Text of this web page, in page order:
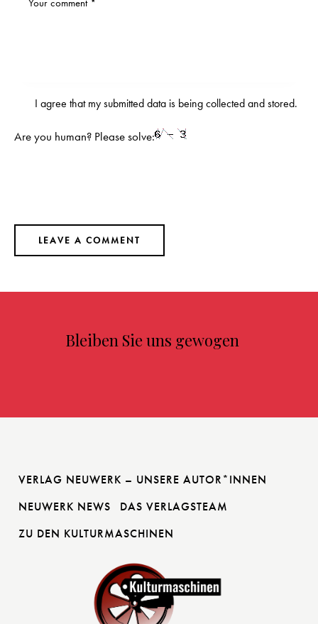
I agree that my submitted data is beingcollected and stored.
Are you human? Please solve:
Bleiben Sie uns gewogen
VERLAG NEUWERK – UNSERE AUTOR*INNEN
NEUWERK NEWS
DAS VERLAGSTEAM
ZU DEN KULTURMASCHINEN